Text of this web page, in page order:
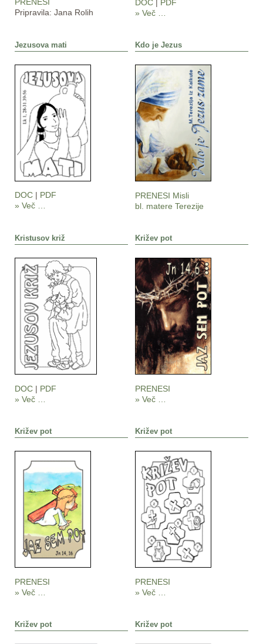
PRENESI
Pripravila: Jana Rolih
DOC | PDF
» Več …
Jezusova mati
DOC| PDF
» Več …
Kdo je Jezus
PRENESI Misli
bl. matere Terezije
Kristusov križ
DOC| PDF
» Več …
Križev pot
PRENESI
» Več …
Križev pot
PRENESI
» Več …
Križev pot
PRENESI
» Več …
Križev pot Križev pot